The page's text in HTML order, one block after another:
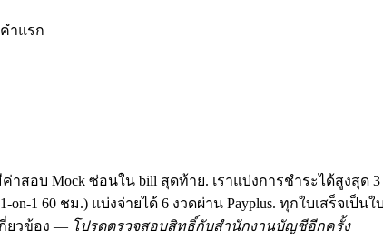
คำแรก
อบ Mock ซ่อนใน bill สุดท้าย. เราแบ่งการชำระได้สูงสุด
on-1 60 ชม.) แบ่งจ่ายได้ 6 งวดผ่าน Payplus. ทุกใบเสร็จเ
ยวข้อง — โปรดตรวจสอบสิทธิ์กับสำนักงานบัญชีอีกครั้ง